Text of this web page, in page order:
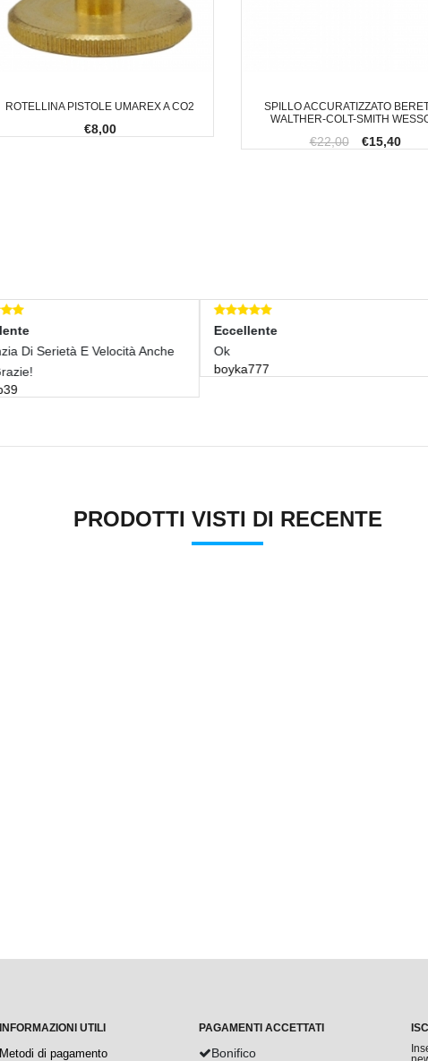
ROTELLINA PISTOLE UMAREX A CO2
€8,00
SPILLO ACCURATIZZATO
WALTHER-COLT-SMITH
€22,00 €15,40
Eccellente
Ok
boyka777
Eccellente
Grazie Mille!!! Venditore
elena7628
PRODOTTI VISTI DI RECENTE
INFORMAZIONI UTILI
Metodi di pagamento
PAGAMENTI ACCETTATI
Bonifico